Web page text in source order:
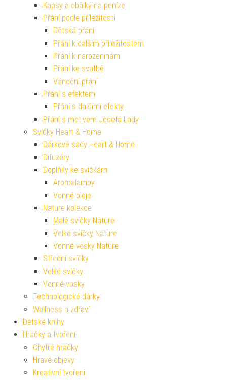
Kapsy a obálky na peníze
Přání podle příležitosti
Dětská přání
Přání k dalším příležitostem
Přání k narozeninám
Přání ke svatbě
Vánoční přání
Přání s efektem
Přání s dalšími efekty
Přání s motivem Josefa Lady
Svíčky Heart & Home
Dárkové sady Heart & Home
Difuzéry
Doplňky ke svíčkám
Aromalampy
Vonné oleje
Nature kolekce
Malé svíčky Nature
Velké svíčky Nature
Vonné vosky Nature
Střední svíčky
Velké svíčky
Vonné vosky
Technologické dárky
Wellness a zdraví
Dětské knihy
Hračky a tvoření
Chytré hračky
Hravé objevy
Kreativní tvoření